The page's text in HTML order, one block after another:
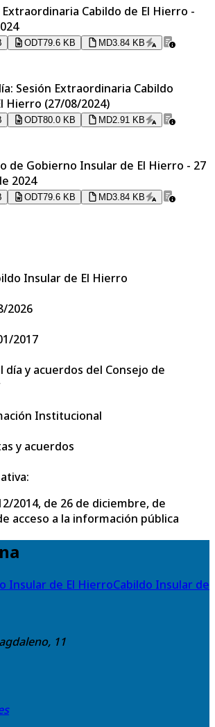
Extraordinaria Cabildo de El Hierro -
ODT79.6 KB MD3.84 KB
Sesión Extraordinaria Cabildo
Hierro (27/08/2024)
ODT80.0 KB MD2.91 KB
de Gobierno Insular de El Hierro - 27
2024
ODT79.6 KB MD3.84 KB
Insular de El Hierro
2026
2017
día y acuerdos del Consejo de
Institucional
y acuerdos
2014, de 26 de diciembre, de
acceso a la información pública
Cabildo Insular de
11